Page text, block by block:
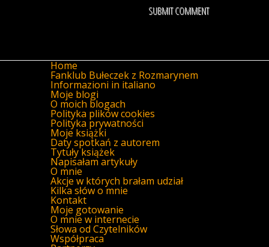
Home
Fanklub Bułeczek z Rozmarynem
Informazioni in italiano
Moje blogi
O moich blogach
Polityka plików cookies
Polityka prywatności
Moje książki
Daty spotkań z autorem
Tytuły książek
Napisałam artykuły
O mnie
Akcje w których brałam udział
Kilka słów o mnie
Kontakt
Moje gotowanie
O mnie w internecie
Słowa od Czytelników
Współpraca